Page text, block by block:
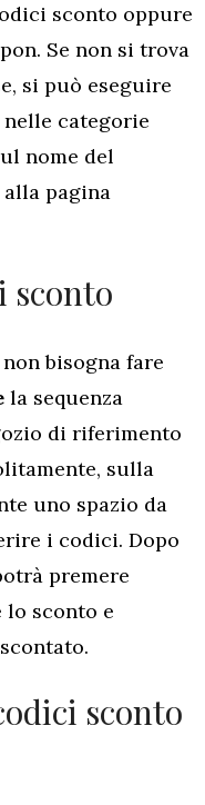
sconto oppure
Se non si trova
si può eseguire
categorie
nome del
pagina
sconto
bisogna fare
la sequenza
di riferimento
sulla
uno spazio da
i codici. Dopo
premere
lo sconto e
sconto